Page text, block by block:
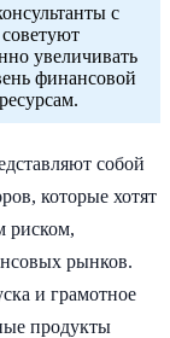
с
увеличивать
финансовой
собой
которые хотят
риском,
рынков.
и грамотное
продукты